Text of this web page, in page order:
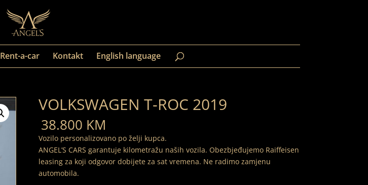
Rent-a-car Kontakt English language
VOLKSWAGEN T-ROC 2019
38.800 KM
Vozilo personalizovano po želji kupca.
ANGEL’S CARS garantuje kilometražu naših vozila. Obezbjeđujemo Raiffeisen
leasing za koji odgovor dobijete za sat vremena. Ne radimo zamjenu
automobila.